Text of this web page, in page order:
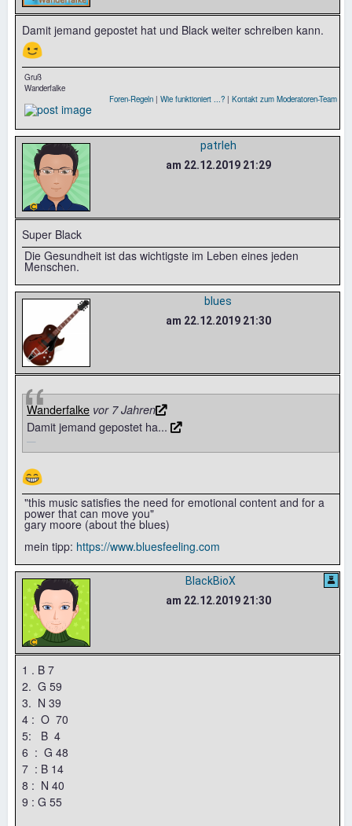
Damit jemand gepostet hat und Black weiter schreiben kann.
😉
Gruß
Wanderfalke
Foren-Regeln | Wie funktioniert ...? | Kontakt zum Moderatoren-Team
patrleh
am 22.12.2019 21:29
Super Black
Die Gesundheit ist das wichtigste im Leben eines jeden
Menschen.
blues
am 22.12.2019 21:30
Wanderfalke vor 7 Jahren
Damit jemand gepostet ha...
😁
"this music satisfies the need for emotional content and for a
power that can move you"
gary moore (about the blues)
mein tipp: https://www.bluesfeeling.com
BlackBioX
am 22.12.2019 21:30
1 . B 7
2. G 59
3. N 39
4 : O 70
5: B 4
6 : G 48
7 : B 14
8 : N 40
9 : G 55